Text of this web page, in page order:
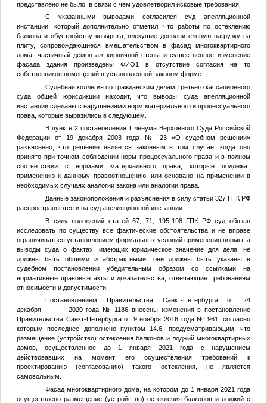
представлено не было, в связи с чем удовлетворил исковые требования.
С указанными выводами согласился суд апелляционной
инстанции, который дополнительно отметил, что работы по остеклению
балкона и обустройству козырька, влекущие дополнительную нагрузку на
плиту, сопровождающиеся вмешательством в фасад многоквартирного
дома, частичный демонтаж кирпичной стены и существенное изменение
фасада здания произведены ФИО1
в отсутствие согласия на то
собственников помещений в установленной законом форме.
Судебная коллегия по гражданским делам Третьего кассационного
суда общей юрисдикции находит, что выводы суда апелляционной
инстанции сделаны с нарушениями норм материального и процессуального
права, которые выразились в следующем.
В пункте 2 постановления Пленума Верховного Суда Российской
Федерации от 19 декабря 2003 года № 23 «О судебном решении»
разъяснено, что решение является законным в том случае, когда оно
принято при точном соблюдении норм процессуального права и в полном
соответствии с нормами материального права, которые подлежат
применению к данному правоотношению, или основано на применении в
необходимых случаях аналогии закона или аналогии права.
Данные законоположения и разъяснения в силу статьи 327 ГПК РФ
распространяются и на суд апелляционной инстанции.
В силу положений статей 67, 71, 195-198 ГПК РФ суд обязан
исследовать по существу все фактические обстоятельства и не вправе
ограничиваться установлением формальных условий применения нормы, а
выводы суда о фактах, имеющих юридическое значение для дела, не
должны быть общими и абстрактными, они должны быть указаны в
судебном постановлении убедительным образом со ссылками на
нормативные правовые акты и доказательства, отвечающие требованиям
относимости и допустимости.
Постановлением Правительства Санкт-Петербурга от 24
декабря 2020 года № 1186 внесены изменения в постановление
Правительства Санкт-Петербурга от 9 ноября 2016 года № 961, согласно
которым последнее дополнено пунктом 14.6, предусматривающим, что
размещение (устройство) остекления балконов и лоджий многоквартирных
домов, осуществленное до 1 января 2021 года с нарушением
действовавших на момент его осуществления требований к
проектированию (согласованию) такого остекления, не является
самовольным.
Фасад многоквартирного дома, на котором до 1 января 2021 года
осуществлено размещение (устройство) остекления балконов и лоджий с